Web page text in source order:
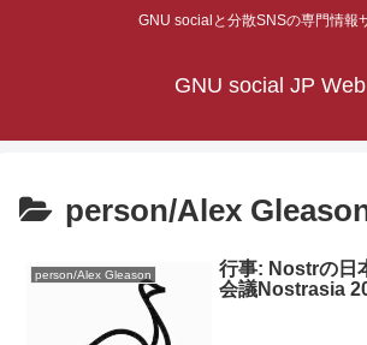
GNU socialと分散SNSの専門情報
GNU social JP Web
person/Alex
person/Alex Gleason
行事: Nostrの日
会議Nostrasia